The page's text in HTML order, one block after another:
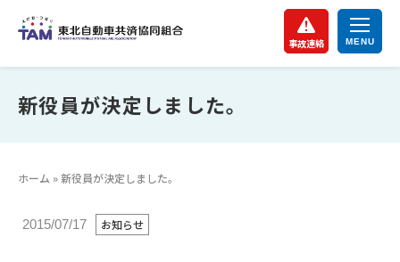
事故連絡
新役員が決定しました。
ホーム »新役員が決定しました。
2015/07/17 お知らせ